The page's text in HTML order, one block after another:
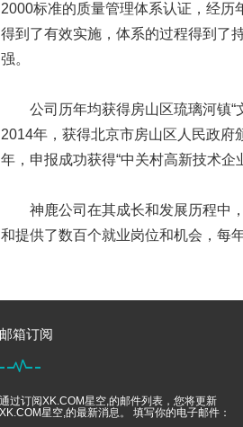
2000标准的质量管理体系认证，经
得到了有效实施，体系的过程得到了
强。
公司历年均获得房山区琉璃河镇“文
2014年，获得北京市房山区人民政府
年，申报成功获得“中关村高新技术企
神鹿公司在其成长和发展历程中，
和提供了数百个就业岗位和机会，每
邮箱订阅
通过订阅XK.COM星空,的邮件列表，您将更新
XK.COM星空,的最新消息。 填写你的电子邮件：